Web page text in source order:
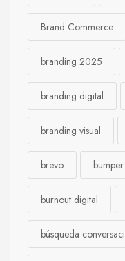
Brand Commerce
branding 2025
branding digital
branding visual
brevo
burnout digital
búsqueda